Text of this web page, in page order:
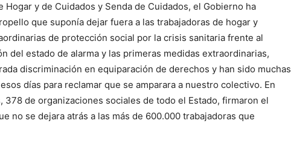
Hogar y de Cuidados y Senda de Cuidados, el Gobierno ha
que suponía dejar fuera a las trabajadoras de hogar y
de protección social por la crisis sanitaria frente al
del estado de alarma y las primeras medidas extraordinarias,
discriminación en equiparación de derechos y han sido muchas
días para reclamar que se amparara a nuestro colectivo. En
378 de organizaciones sociales de todo el Estado, firmaron el
no se dejara atrás a las más de 600.000 trabajadoras que